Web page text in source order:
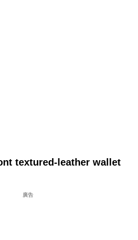
textured-leather wallet
廣告